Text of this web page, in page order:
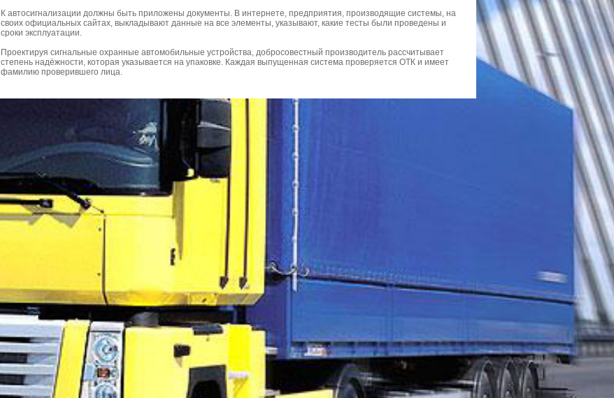
К автосигнализации должны быть приложены документы. В интернете, предприятия, производящие системы, на
своих официальных сайтах, выкладывают данные на все элементы, указывают, какие тесты были проведены и
сроки эксплуатации.
Проектируя сигнальные охранные автомобильные устройства, добросовестный производитель рассчитывает
степень надёжности, которая указывается на упаковке. Каждая выпущенная система проверяется ОТК и имеет
фамилию проверившего лица.